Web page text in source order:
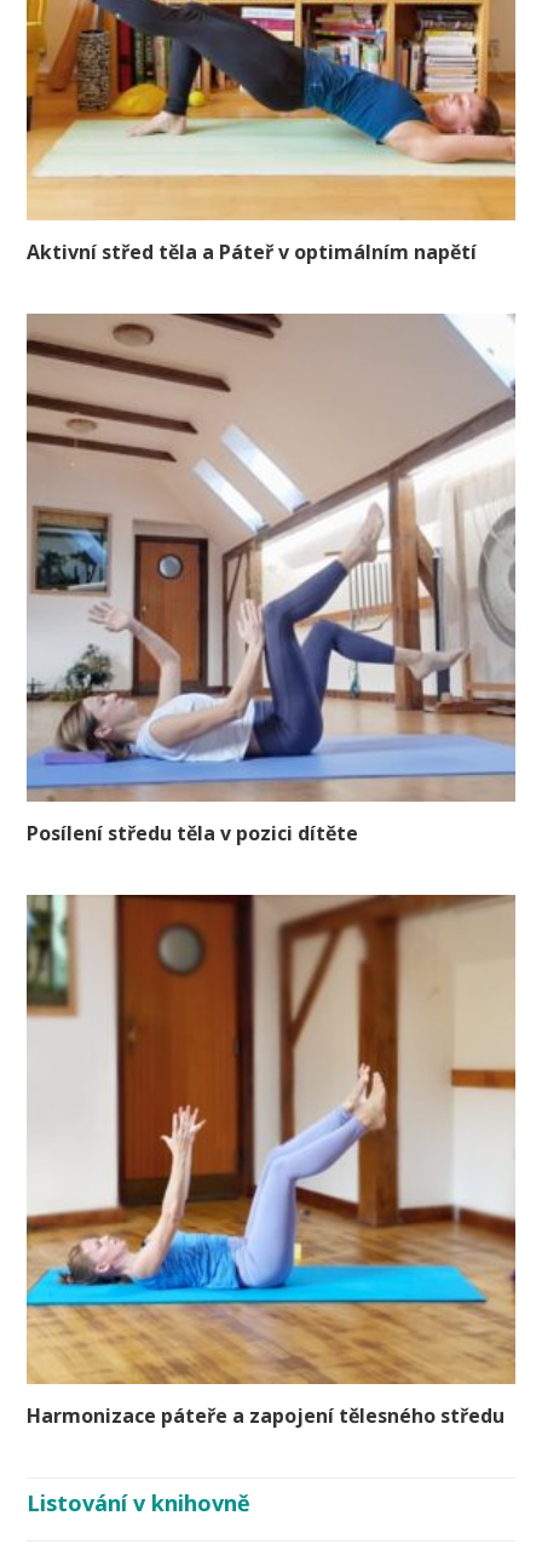
Aktivní střed těla a Páteř v optimálním napětí
Posílení středu těla v pozici dítěte
Harmonizace páteře a zapojení tělesného středu
Listování v knihovně